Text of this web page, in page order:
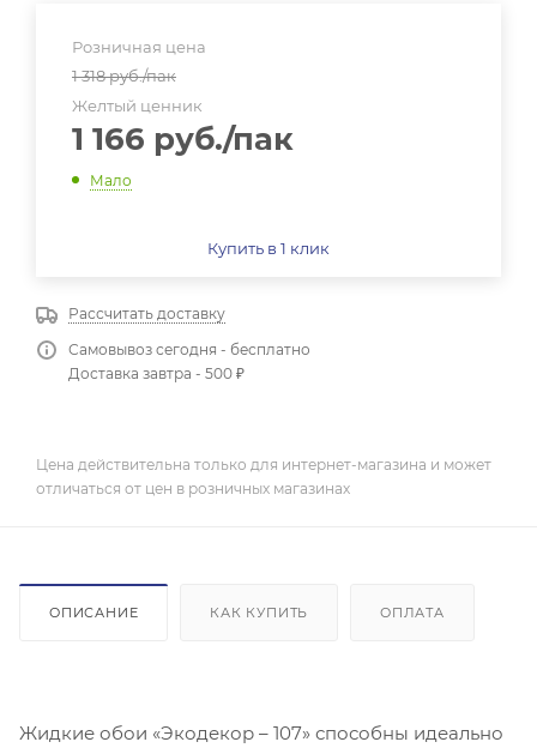
Розничная цена
1 318руб./пак
Желтый ценник
1 166 руб./пак
Мало
Купить в 1 клик
Рассчитать доставку
Самовывоз сегодня - бесплатно
Доставка завтра - 500 ₽
Цена действительна только для интернет-магазина и может
отличаться от цен в розничных магазинах
ОПИСАНИЕ КАК КУПИТЬ ОПЛАТА
Жидкие обои «Экодекор – 107» способны идеально